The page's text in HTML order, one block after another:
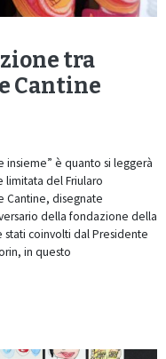
tra
Cantine
è quanto si leggerà
del Friularo
Cantine, disegnate
della fondazione della
stati coinvolti dal Presidente
in questo